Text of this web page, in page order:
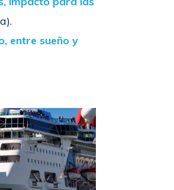
entre sueño y